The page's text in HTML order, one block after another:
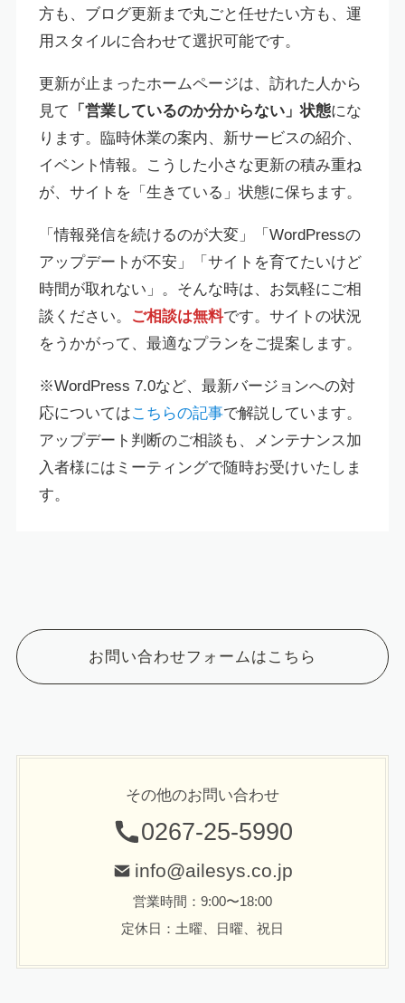
方も、ブログ更新まで丸ごと任せたい方も、運
用スタイルに合わせて選択可能です。
更新が止まったホームページは、訪れた人から
見て
「営業しているのか分からない」状態にな
ります。臨時休業の案内、新サービスの紹介、
イベント情報。こうした小さな更新の積み重ね
が、サイトを「生きている」状態に保ちます。
「情報発信を続けるのが大変」「WordPressの
アップデートが不安」「サイトを育てたいけど
時間が取れない」。そんな時は、お気軽にご相
談ください。 ご相談は無料です。サイトの状況
をうかがって、最適なプランをご提案します。
※WordPress 7.0など、最新バージョンへの対
応についてはこちらの記事で解説しています。
アップデート判断のご相談も、メンテナンス加
入者様にはミーティングで随時お受けいたしま
す。
お問い合わせフォームはこちら
その他のお問い合わせ
0267-25-5990
info@ailesys.co.jp
営業時間：9:00〜18:00
定休日：土曜、日曜、祝日